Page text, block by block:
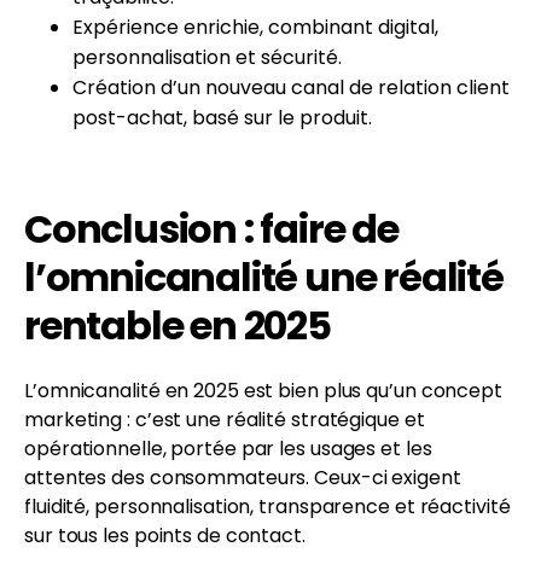
Expérience enrichie, combinant digital,
personnalisation et sécurité.
Création d’un nouveau canal de relation client
post-achat, basé sur le produit.
Conclusion : faire de
l’omnicanalité une réalité
rentable en 2025
L’omnicanalité en 2025 est bien plus qu’un concept
marketing : c’est une réalité stratégique et
opérationnelle, portée par les usages et les
attentes des consommateurs. Ceux-ci exigent
fluidité, personnalisation, transparence et réactivité
sur tous les points de contact.